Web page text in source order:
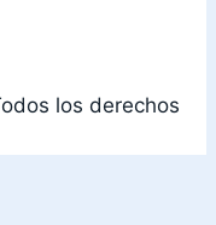
los derechos